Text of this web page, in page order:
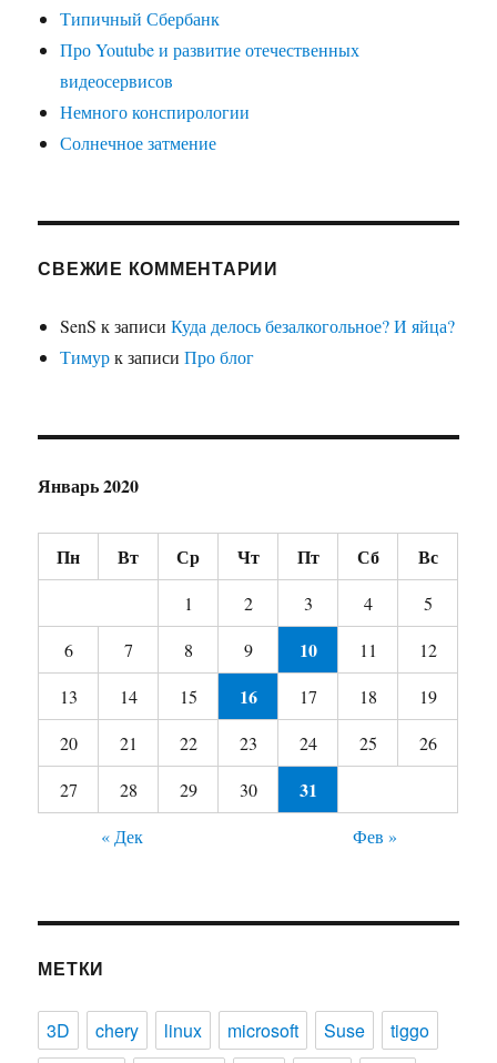
Типичный Сбербанк
Про Youtube и развитие отечественных
видеосервисов
Немного конспирологии
Солнечное затмение
СВЕЖИЕ КОММЕНТАРИИ
SenS к записиКуда делось безалкогольное? И яйца?
Тимурк записиПро блог
Январь 2020
Пн Вт Ср Чт Пт Сб Вс
1 2 3 4
5
6
7 8 9 10 11
12
13
14 15 16 17 18
19
20
21 22 23 24 25
26
27
28 29 30 31
« Дек Фев »
МЕТКИ
3D chery linux microsoft Suse
tiggo